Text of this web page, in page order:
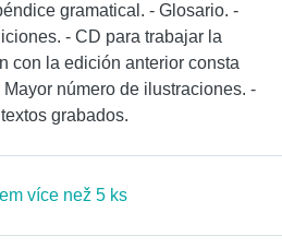
gramatical. - Glosario. -
- CD para trabajar la
con la edición anterior consta
número de ilustraciones. -
grabados.
více než 5 ks